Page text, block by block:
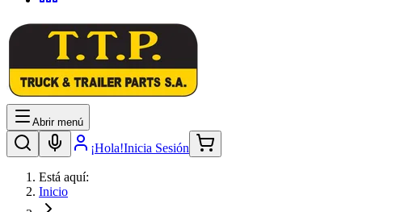
Abrir menú
¡Hola!Inicia Sesión
Está aquí:
Inicio